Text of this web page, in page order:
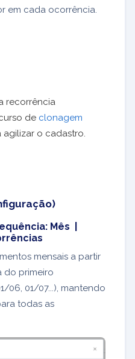
em cada ocorrência.
recorrência
de clonagem
agilizar o cadastro.
Mês |
mensais a partir
do primeiro
06, 01/07...), mantendo
todas as